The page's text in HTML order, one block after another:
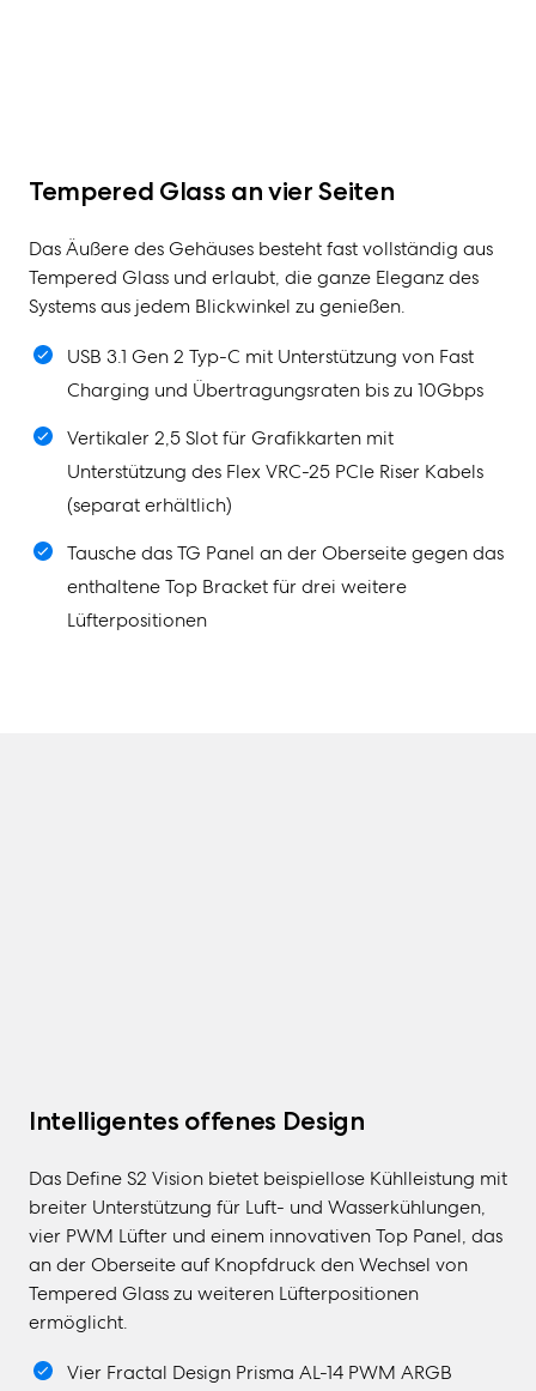
Tempered Glass an vier Seiten
Das Äußere des Gehäuses besteht fast vollständig aus
Tempered Glass und erlaubt, die ganze Eleganz des
Systems aus jedem Blickwinkel zu genießen.
USB 3.1 Gen 2 Typ-C mit Unterstützung von Fast
Charging und Übertragungsraten bis zu 10Gbps
Vertikaler 2,5 Slot für Grafikkarten mit
Unterstützung des Flex VRC-25 PCIe Riser Kabels
(separat erhältlich)
Tausche das TG Panel an der Oberseite gegen das
enthaltene Top Bracket für drei weitere
Lüfterpositionen
Intelligentes offenes Design
Das Define S2 Vision bietet beispiellose Kühlleistung mit
breiter Unterstützung für Luft- und Wasserkühlungen,
vier PWM Lüfter und einem innovativen Top Panel, das
an der Oberseite auf Knopfdruck den Wechsel von
Tempered Glass zu weiteren Lüfterpositionen
ermöglicht.
Vier Fractal Design Prisma AL-14 PWM ARGB